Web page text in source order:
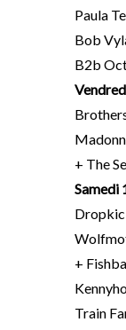
Paula
Bob
B2b
+ The
Samedi
+
Train